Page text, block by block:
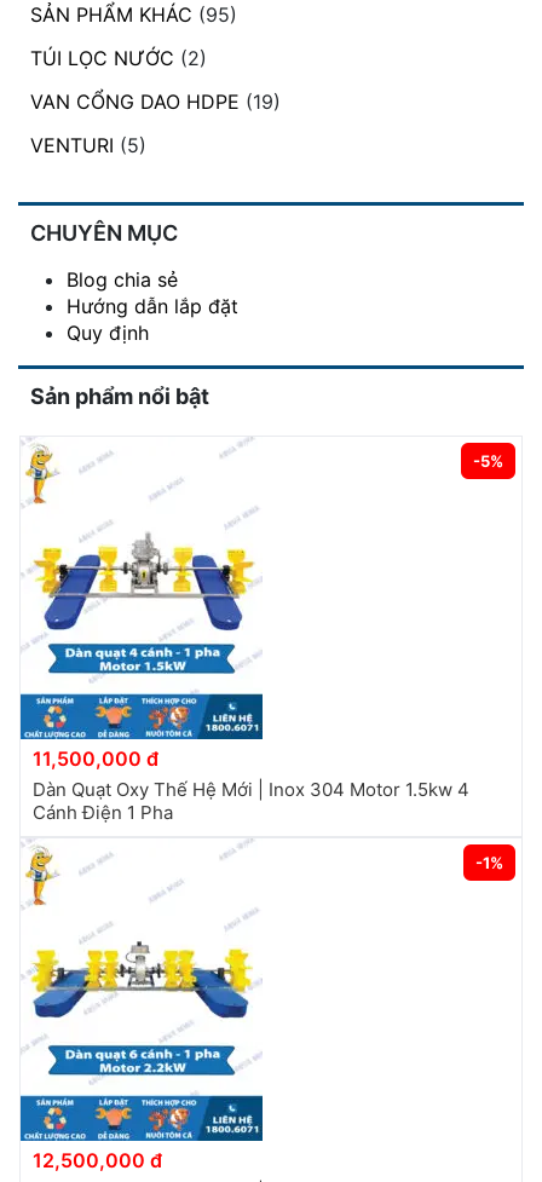
SẢN PHẨM KHÁC (95)
TÚI LỌC NƯỚC (2)
VAN CỔNG DAO HDPE (19)
VENTURI (5)
CHUYÊN MỤC
Blog chia sẻ
Hướng dẫn lắp đặt
Quy định
Sản phẩm nổi bật
-5%
11,500,000 đ
Dàn Quạt Oxy Thế Hệ Mới | Inox 304 Motor 1.5kw 4
Cánh Điện 1 Pha
-1%
12,500,000 đ